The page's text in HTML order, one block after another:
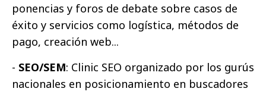
ponencias y foros de debate sobre casos de
éxito y servicios como logística, métodos de
pago, creación web...
- SEO/SEM: Clinic SEO organizado por los gurús
nacionales en posicionamiento en buscadores